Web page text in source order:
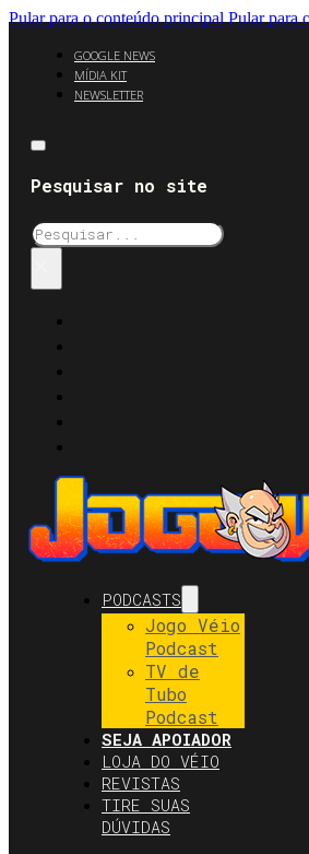
Pular para o conteúdo principal Pular para
GOOGLE NEWS
MÍDIA KIT
NEWSLETTER
Pesquisar no site
Pesquisar
PODCASTS
Jogo Véio
Podcast
TV de
Tubo
Podcast
SEJA APOIADOR
LOJA DO VÉIO
REVISTAS
TIRE SUAS
DÚVIDAS